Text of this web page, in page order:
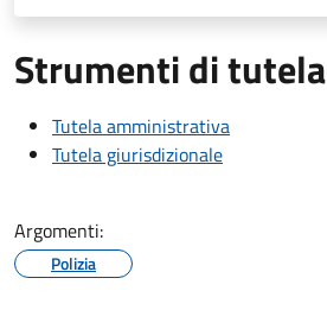
Strumenti di tutela
Tutela amministrativa
Tutela giurisdizionale
Argomenti:
Polizia